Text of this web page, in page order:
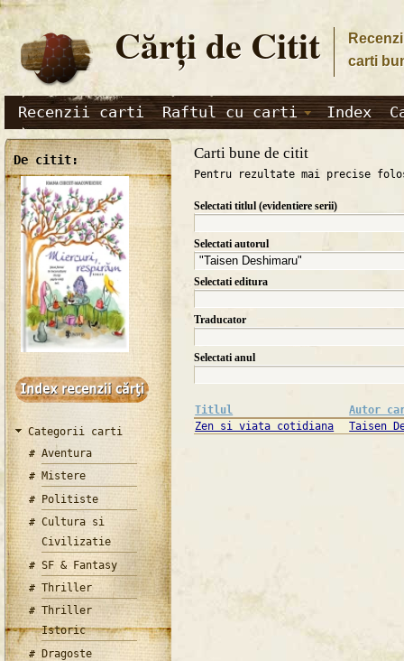
Cărţi de Citit
carti
Recenzii carti Raftul cu carti Index
De citit:
Categorii carti
Aventura
Mistere
Politiste
Cultura si
Civilizatie
SF & Fantasy
Thriller
Thriller
Istoric
Dragoste
Carti bune de citit
Pentru rezultate mai precise
Selectati titlul (evidentiere serii)
Selectati autorul
Selectati editura
Traducator
Selectati anul
Titlul
Autor
Zen si viata cotidiana
Taisen